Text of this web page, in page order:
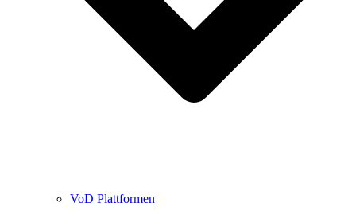
VoD Plattformen